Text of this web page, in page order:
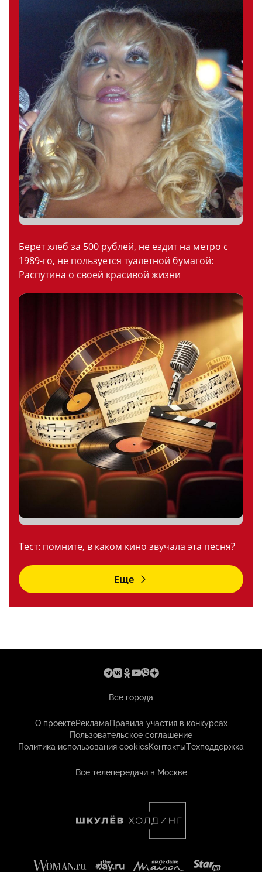
Берет хлеб за 500 рублей, не ездит на метро с
1989-го, не пользуется туалетной бумагой:
Распутина о своей красивой жизни
Тест: помните, в каком кино звучала эта песня?
Еще
Все города
О проектеРекламаПравила участия в конкурсах
Пользовательское соглашение
Политика использования cookiesКонтактыТехподдержка
Все телепередачи в Москве